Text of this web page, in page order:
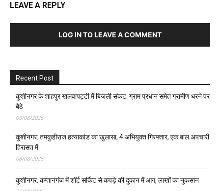
LEAVE A REPLY
LOG IN TO LEAVE A COMMENT
Recent Post
कुशीनगर के शाहपुर खलवापट्टी में बिजली संकट: ग्राम प्रधान समेत ग्रामीण धरने पर
बैठे
09/08/2026
कुशीनगर: तमकुहीराज हत्याकांड का खुलासा, 4 अभियुक्त गिरफ्तार, एक बाल अपचारी
हिरासत में
08/08/2026
कुशीनगर: कप्तानगंज में शॉर्ट सर्किट से कपड़े की दुकान में आग, लाखों का नुकसान